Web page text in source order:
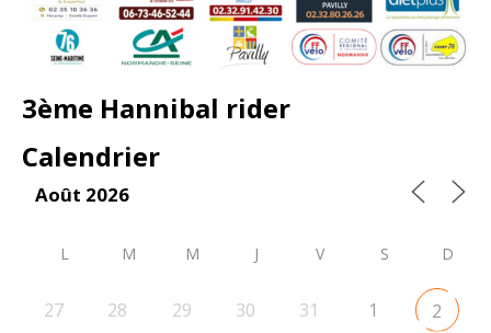
3ème Hannibal rider
Calendrier
Août 2026
L M M J V S D
27 28 29 30 31 1 2